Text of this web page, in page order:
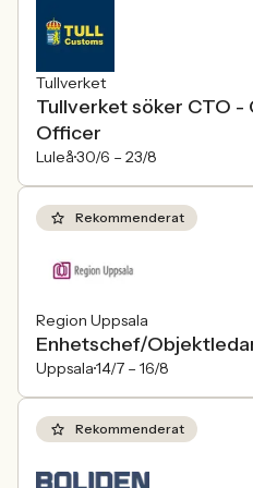
Tullverket
Tullverket söker CTO -
Officer
Luleå30/6 – 23/8
Rekommenderat
Region Uppsala
Enhetschef/
Uppsala14/7 – 16/8
Rekommenderat